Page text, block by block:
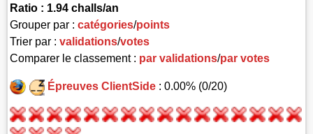
Ratio : 1.94 challs/an
Grouper par :catégories/points
Trier par :validations/votes
Comparer le classement : par validations/par votes
Épreuves ClientSide: 0.00% (0/20)